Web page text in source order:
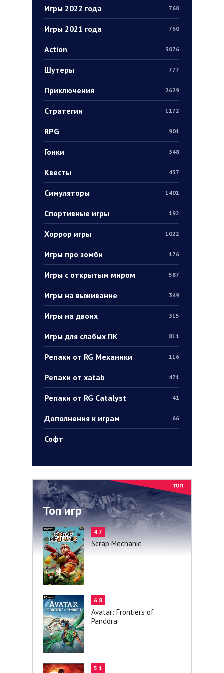
Игры 2022 года 760
Игры 2021 года 760
Action 3076
Шутеры 777
Приключения 2629
Стратегии 1172
RPG 901
Гонки 348
Квесты 437
Симуляторы 1401
Спортивные игры 192
Хоррор игры 1022
Игры про зомби 176
Игры с открытым миром 587
Игры на выживание 349
Игры на двоих 315
Игры для слабых ПК 811
Репаки от RG Механики 116
Репаки от xatab 471
Репаки от RG Catalyst 41
Дополнения к играм 66
Софт
Топ игр
4.7
Scrap Mechanic
6.8
Avatar: Frontiers of
Pandora
5.1